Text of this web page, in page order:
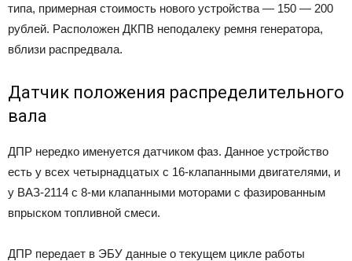
типа, примерная стоимость нового устройства — 150 — 200
рублей. Расположен ДКПВ неподалеку ремня генератора,
вблизи распредвала.
Датчик положения распределительного
вала
ДПР нередко именуется датчиком фаз. Данное устройство
есть у всех четырнадцатых с 16-клапанными двигателями, и
у ВАЗ-2114 с 8-ми клапанными моторами с фазированным
впрыском топливной смеси.
ДПР передает в ЭБУ данные о текущем цикле работы